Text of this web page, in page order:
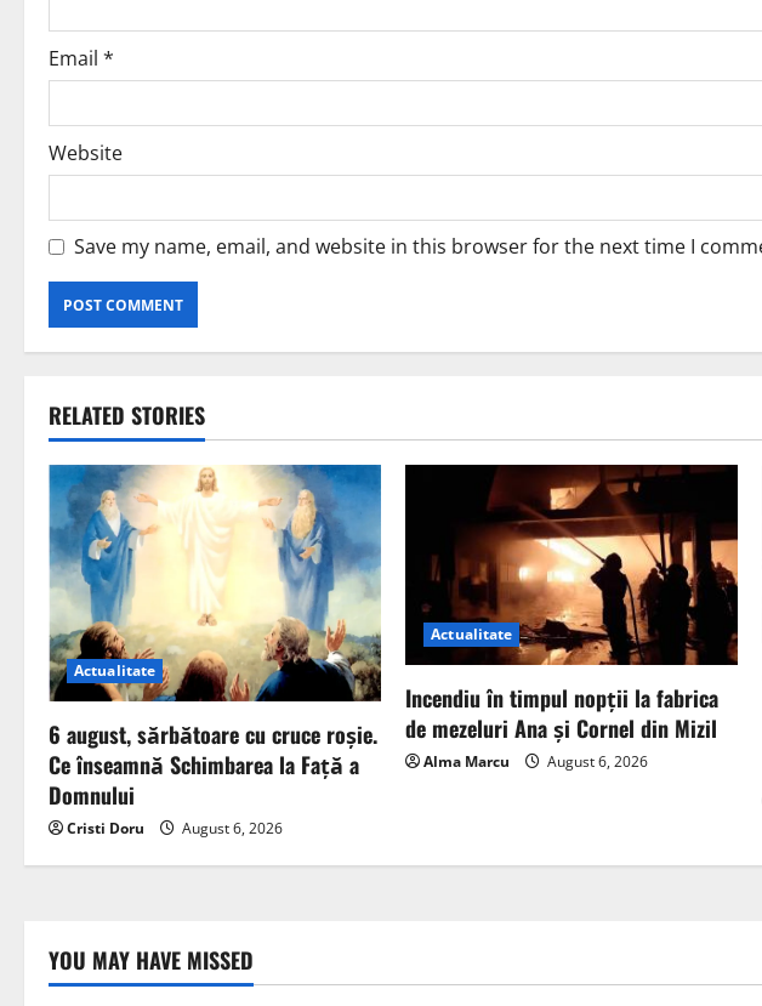
Email *
Website
Save my name, email, and website in this browser for the next time I
RELATED STORIES
Actualitate
6 august, sărbătoare cu cruce roșie.
Ce înseamnă Schimbarea la Față a
Domnului
Cristi Doru August 6, 2026
Actualitate
Incendiu în timpul nopții la fabrica
de mezeluri Ana și Cornel din Mizil
Alma Marcu August 6, 2026
YOU MAY HAVE MISSED